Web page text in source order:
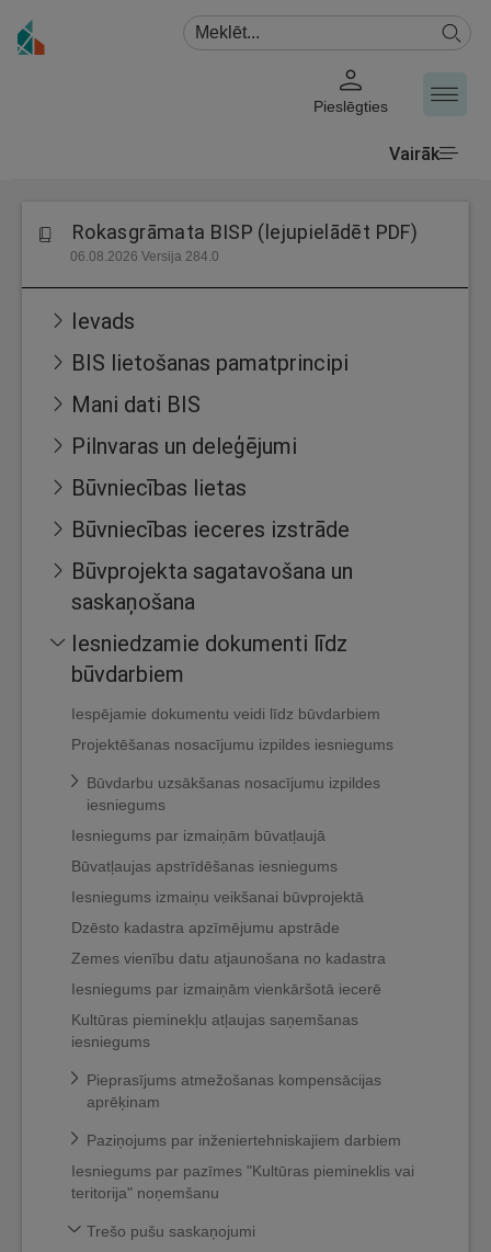
Pieslēgties
Vairāk
Rokasgrāmata BISP (lejupielādēt PDF)
06.08.2026 Versija 284.0
Ievads
BIS lietošanas pamatprincipi
Mani dati BIS
Pilnvaras un deleģējumi
Būvniecības lietas
Būvniecības ieceres izstrāde
Būvprojekta sagatavošana un
saskaņošana
Iesniedzamie dokumenti līdz
būvdarbiem
Iespējamie dokumentu veidi līdz būvdarbiem
Projektēšanas nosacījumu izpildes iesniegums
Būvdarbu uzsākšanas nosacījumu izpildes
iesniegums
Iesniegums par izmaiņām būvatļaujā
Būvatļaujas apstrīdēšanas iesniegums
Iesniegums izmaiņu veikšanai būvprojektā
Dzēsto kadastra apzīmējumu apstrāde
Zemes vienību datu atjaunošana no kadastra
Iesniegums par izmaiņām vienkāršotā iecerē
Kultūras pieminekļu atļaujas saņemšanas
iesniegums
Pieprasījums atmežošanas kompensācijas
aprēķinam
Paziņojums par inženiertehniskajiem darbiem
Iesniegums par pazīmes "Kultūras piemineklis vai
teritorija" noņemšanu
Trešo pušu saskaņojumi